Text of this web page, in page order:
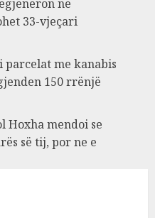
në
33-vjeçari
parcelat me kanabis
150 rrënjë
Hoxha mendoi se
së tij, por ne e